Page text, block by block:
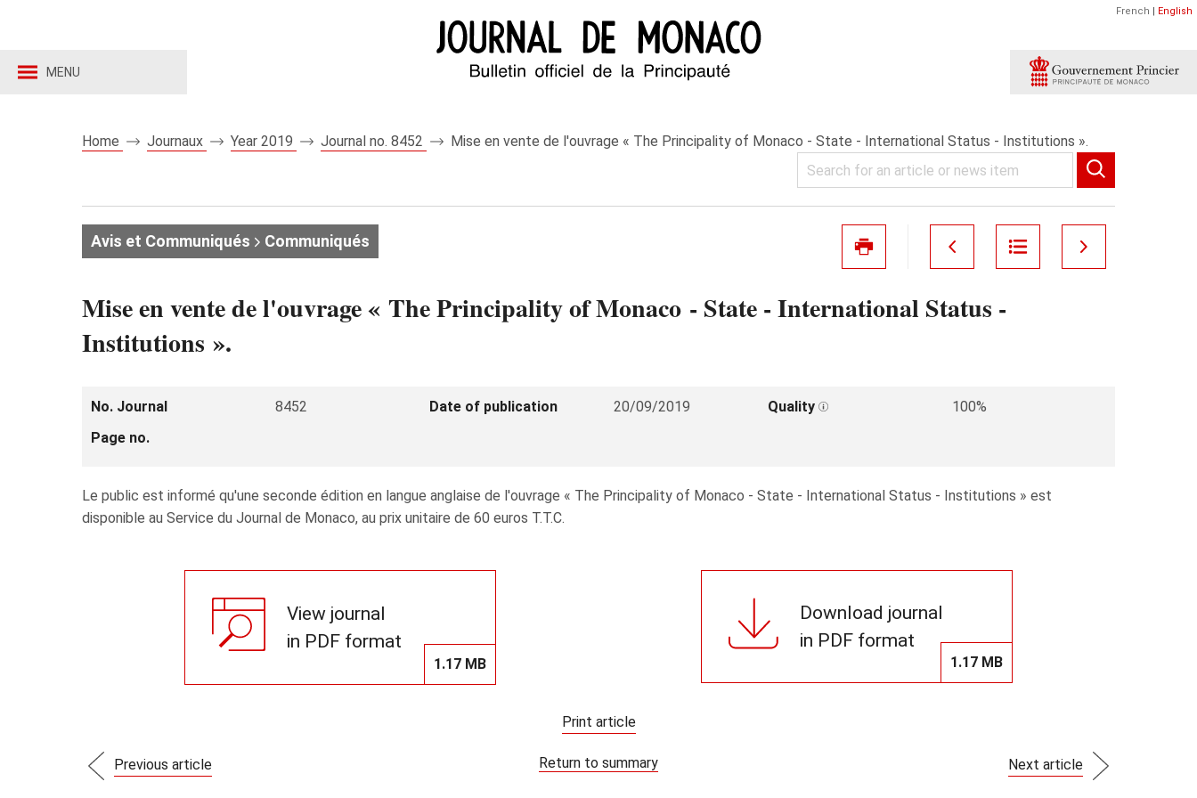
MENU
French | English
Home Journaux Year 2019 Journal no. 8452 Mise en vente de l'ouvrage « The Principality of Monaco - State - International Status - Institutions ».
Avis et Communiqués Communiqués
Mise en vente de l'ouvrage « The Principality of Monaco - State - International Status -
Institutions ».
No. Journal 8452 Date of publication 20/09/2019 Quality
100%
Page no.
Le public est informé qu'une seconde édition en langue anglaise de l'ouvrage « The Principality of Monaco - State - International Status - Institutions » est
disponible au Service du Journal de Monaco, au prix unitaire de 60 euros T.T.C.
View journal
in PDF format
1.17 MB
Download journal
in PDF format
1.17 MB
Print article
Previous article Return to summary Next article